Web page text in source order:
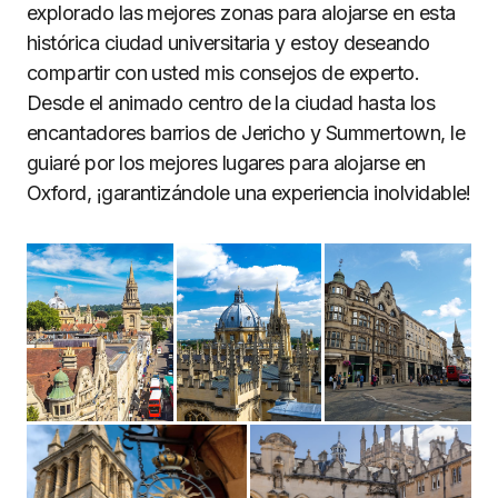
explorado las mejores zonas para alojarse en esta
histórica ciudad universitaria y estoy deseando
compartir con usted mis consejos de experto.
Desde el animado centro de la ciudad hasta los
encantadores barrios de Jericho y Summertown, le
guiaré por los mejores lugares para alojarse en
Oxford, ¡garantizándole una experiencia inolvidable!